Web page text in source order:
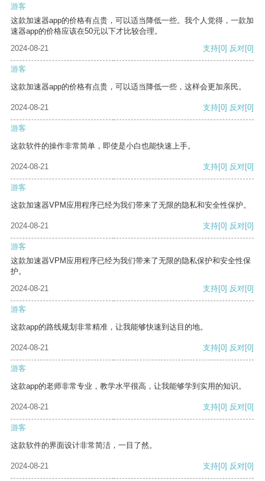
游客
这款加速器app的价格有点贵，可以适当降低一些。我个人觉得，一款加
速器app的价格应该在50元以下才比较合理。
2024-08-21
支持[0] 反对[0]
游客
这款加速器app的价格有点贵，可以适当降低一些，这样会更加亲民。
2024-08-21 支持[0] 反对[0]
游客
这款软件的操作非常简单，即使是小白也能快速上手。
2024-08-21 支持[0] 反对[0]
游客
这款加速器VPM应用程序已经为我们带来了无限的隐私和安全性保护。
2024-08-21 支持[0] 反对[0]
游客
这款加速器VPM应用程序已经为我们带来了无限的隐私保护和安全性保
护。
2024-08-21
支持[0] 反对[0]
游客
这款app的路线规划非常精准，让我能够快速到达目的地。
2024-08-21 支持[0] 反对[0]
游客
这款app的老师非常专业，教学水平很高，让我能够学到实用的知识。
2024-08-21 支持[0] 反对[0]
游客
这款软件的界面设计非常简洁，一目了然。
2024-08-21 支持[0] 反对[0]